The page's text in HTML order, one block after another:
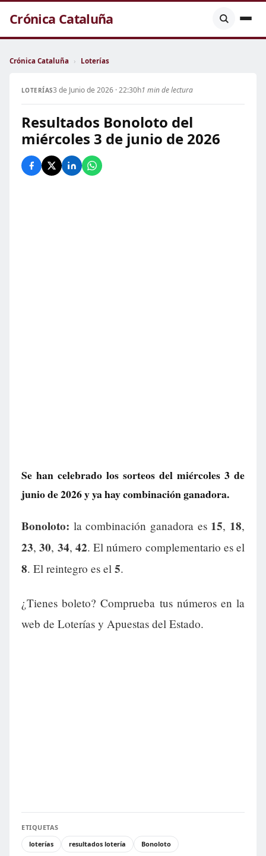
Crónica Cataluña
Crónica Cataluña › Loterías
LOTERÍAS3 de Junio de 2026 · 22:30h1 min de lectura
Resultados Bonoloto del
miércoles 3 de junio de 2026
Se han celebrado los sorteos del miércoles 3 de
junio de 2026 y ya hay combinación ganadora.
Bonoloto: la combinación ganadora es 15, 18,
23,30, 34, 42. El número complementario es el
8. El reintegro es el 5.
¿Tienes boleto? Comprueba tus números en la
web de Loterías y Apuestas del Estado.
ETIQUETAS
loterías
resultados lotería Bonoloto